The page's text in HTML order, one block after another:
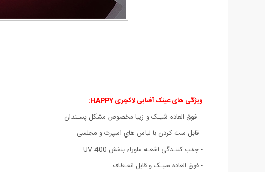
ویژگی های عینک آفتابی لاکچری HAPPY:
- فوق العاده شیـک و زیبا مخصوص مشکل پسـندان
- قابل ست كردن با لباس هاي اسپرت و مجلسی
- جذب کننـدگی اشعـه ماوراء بنفش UV 400
- فوق العاده سبـک و قابل انعـطاف